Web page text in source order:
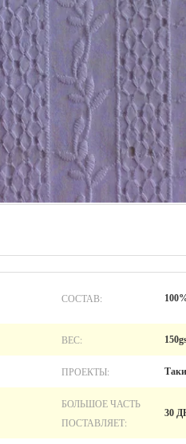
СОСТАВ:
ВЕС:
ПРОЕКТЫ:
БОЛЬШОЕ ЧАСТЬ
ПОСТАВЛЯЕТ:
30